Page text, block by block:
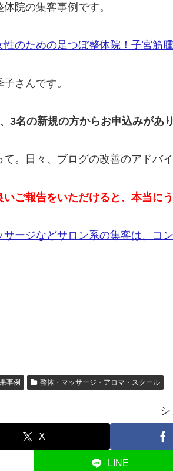
院の集客事例です。
性のための足つぼ整体院！子宮筋
さんです。
、3名の新規の方からお申込みがあ
て。日々、ブログの改善のアドバ
いご報告をいただけると、本当に
サージなどサロン系の集客は、コ
事例 整体・マッサージ・アロマ・スクール
X
LINE